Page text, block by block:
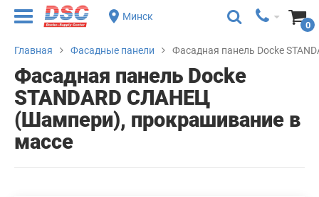
Минск
0
Главная Фасадные панели Фасадная панель Docke
Фасадная панель Docke
STANDARD СЛАНЕЦ
(Шампери), прокрашивание в
массе